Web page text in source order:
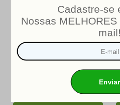
Conjunto Cama Box King
Molas Ensacadas
R$1.919,90PIX/BOLETO
em
R$213,32
sem juros